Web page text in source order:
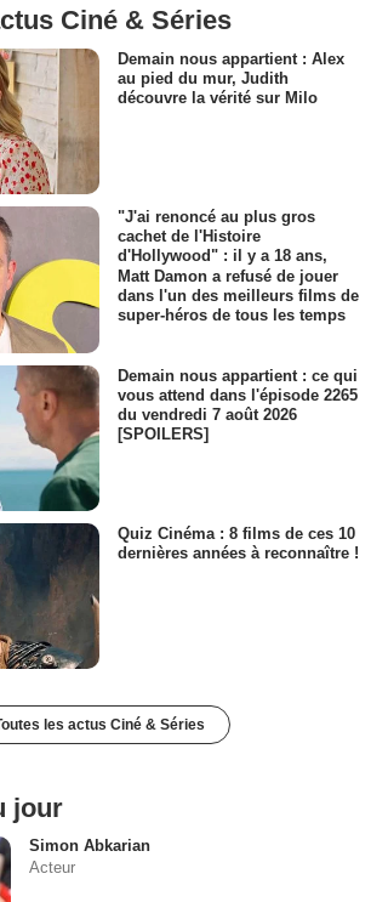
Ciné & Séries
Demain nous appartient : Alex
au pied du mur, Judith
découvre la vérité sur Milo
"J'ai renoncé au plus gros
cachet de l'Histoire
d'Hollywood" : il y a 18 ans,
Matt Damon a refusé de jouer
dans l'un des meilleurs films de
super-héros de tous les temps
Demain nous appartient : ce qui
vous attend dans l'épisode 2265
du vendredi 7 août 2026
[SPOILERS]
Quiz Cinéma : 8 films de ces 10
dernières années à reconnaître !
les actus Ciné & Séries
jour
Simon Abkarian
Acteur